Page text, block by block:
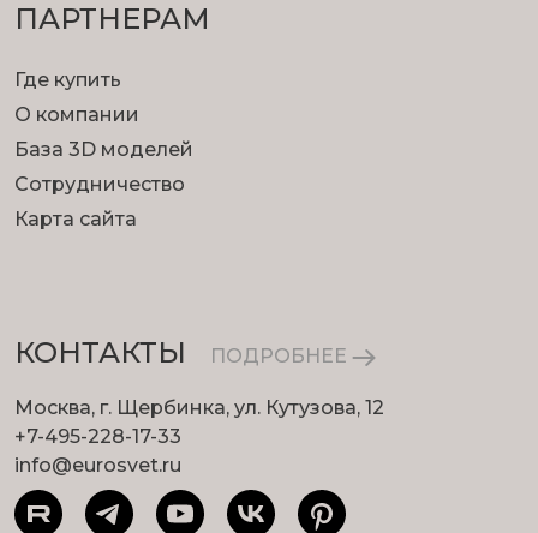
ПАРТНЕРАМ
Где купить
О компании
База 3D моделей
Сотрудничество
Карта сайта
КОНТАКТЫ ПОДРОБНЕЕ
Москва, г. Щербинка, ул. Кутузова, 12
+7-495-228-17-33
info@eurosvet.ru